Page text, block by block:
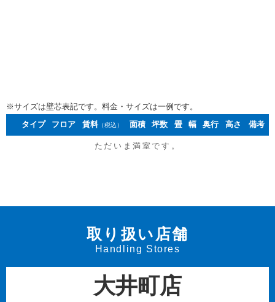
※サイズは壁芯表記です。料金・サイズは一例です。
タイプ
フロア 賃料（税込） 面積 坪数 畳 幅 奥行 高さ 備考
取り扱い店舗
Handling Stores
大井町店